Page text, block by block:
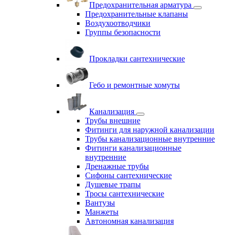
Предохранительная арматура
Предохранительные клапаны
Воздухоотводчики
Группы безопасности
Прокладки сантехнические
Гебо и ремонтные хомуты
Канализация
Трубы внешние
Фитинги для наружной канализации
Трубы канализационные внутренние
Фитинги канализационные
внутренние
Дренажные трубы
Сифоны сантехнические
Душевые трапы
Тросы сантехнические
Вантузы
Манжеты
Автономная канализация